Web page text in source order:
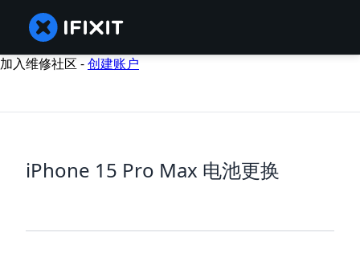
加入维修社区 -创建账户
iPhone 15 Pro Max 电池更换